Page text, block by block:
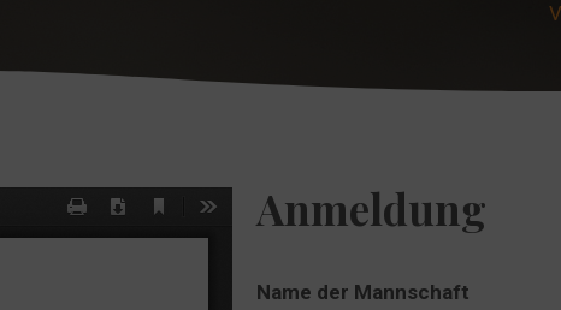
Anmeldung
Name der Mannschaft